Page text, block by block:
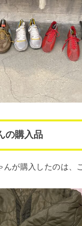
の購入品
んが購入したのは、